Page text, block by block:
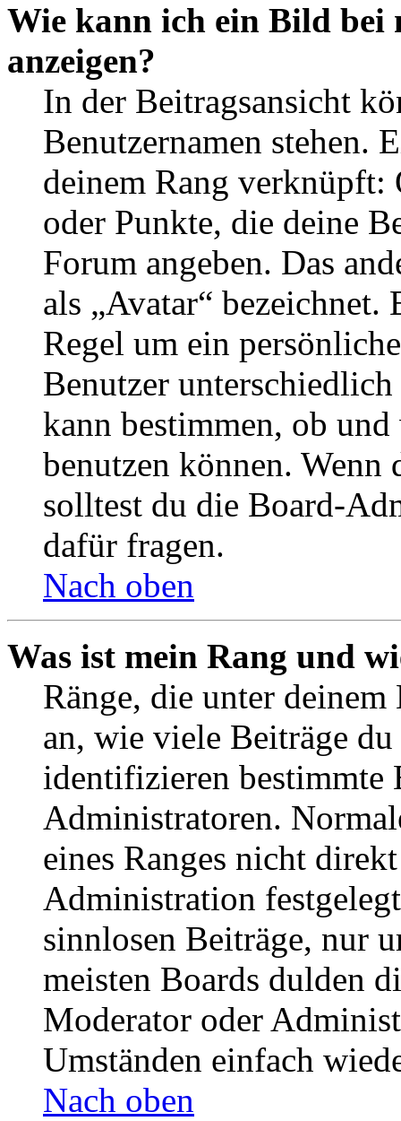
Wie kann ich ein Bild bei
anzeigen?
In der Beitragsansicht
Benutzernamen stehen.
deinem Rang verknüpft:
oder Punkte, die deine
Forum angeben. Das
als „Avatar“
Regel um ein
Benutzer
kann bestimmen, ob
benutzen können. Wenn
solltest du die Board-
dafür fragen.
Nach oben
Was ist mein Rang und
Ränge, die unter deinem
an, wie viele Beiträge
identifizieren bestimmte
Administratoren.
eines Ranges nicht
Administration
sinnlosen Beiträge, nur
meisten Boards dulden
Moderator oder
Umständen einfach
Nach oben